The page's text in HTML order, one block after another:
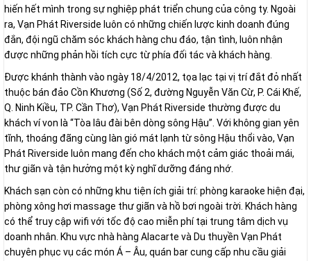
hiến hết mình trong sự nghiệp phát triển chung của công ty. Ngoài
ra, Vạn Phát Riverside luôn có những chiến lược kinh doanh đúng
đắn, đội ngũ chăm sóc khách hàng chu đáo, tận tình, luôn nhận
được những phản hồi tích cực từ phía đối tác và khách hàng.
Được khánh thành vào ngày 18/4/2012, tọa lạc tại vị trí đắt đỏ nhất
thuộc bán đảo Cồn Khương (Số 2, đường Nguyễn Văn Cừ, P. Cái Khế,
Q. Ninh Kiều, TP. Cần Thơ), Vạn Phát Riverside thường được du
khách ví von là “Tòa lâu đài bên dòng sông Hậu”. Với không gian yên
tĩnh, thoáng đãng cùng làn gió mát lạnh từ sông Hậu thổi vào, Vạn
Phát Riverside luôn mang đến cho khách một cảm giác thoải mái,
thư giãn và tận hưởng một kỳ nghĩ dưỡng đáng nhớ.
Khách sạn còn có những khu tiện ích giải trí: phòng karaoke hiện đại,
phòng xông hơi massage thư giãn và hồ bơi ngoài trời. Khách hàng
có thể truy cập wifi với tốc độ cao miễn phí tại trung tâm dịch vụ
doanh nhân. Khu vực nhà hàng Alacarte và Du thuyền Vạn Phát
chuyên phục vụ các món Á – Âu, quán bar cung cấp nhu cầu giải